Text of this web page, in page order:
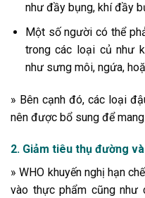
như đầy bụng, khí đầy
Một số người có thể
trong các loại củ như
như sưng môi, ngứa,
» Bên cạnh đó, các loại
nên được bổ sung để
2. Giảm tiêu thụ đường
» WHO khuyến nghị hạn
vào thực phẩm cũng